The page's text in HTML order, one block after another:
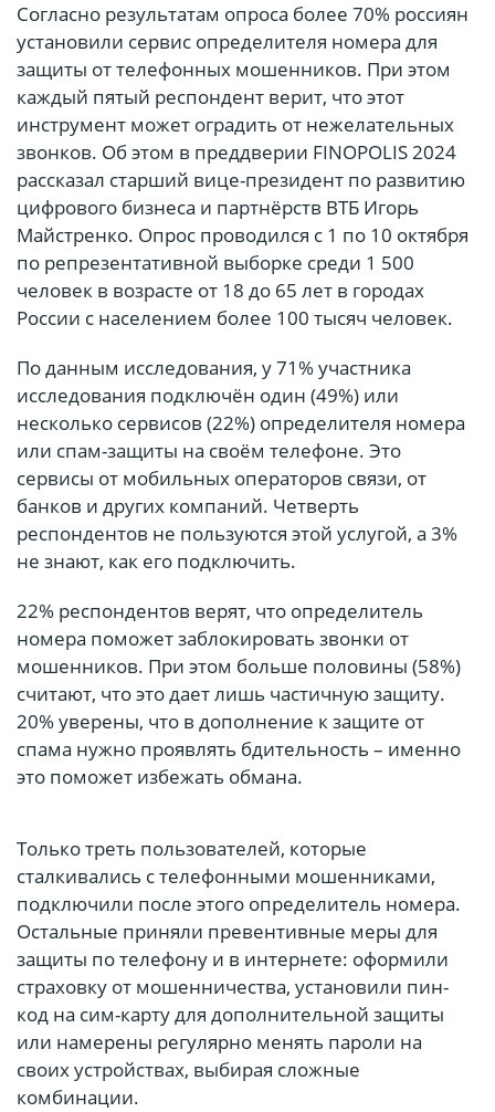
Согласно результатам опроса более 70% россиян
установили сервис определителя номера для
защиты от телефонных мошенников. При этом
каждый пятый респондент верит, что этот
инструмент может оградить от нежелательных
звонков. Об этом в преддверии FINOPOLIS 2024
рассказал старший вице-президент по развитию
цифрового бизнеса и партнёрств ВТБ Игорь
Майстренко. Опрос проводился с 1 по 10 октября
по репрезентативной выборке среди 1 500
человек в возрасте от 18 до 65 лет в городах
России с населением более 100 тысяч человек.
По данным исследования, у 71% участника
исследования подключён один (49%) или
несколько сервисов (22%) определителя номера
или спам-защиты на своём телефоне. Это
сервисы от мобильных операторов связи, от
банков и других компаний. Четверть
респондентов не пользуются этой услугой, а 3%
не знают, как его подключить.
22% респондентов верят, что определитель
номера поможет заблокировать звонки от
мошенников. При этом больше половины (58%)
считают, что это дает лишь частичную защиту.
20% уверены, что в дополнение к защите от
спама нужно проявлять бдительность – именно
это поможет избежать обмана.
Только треть пользователей, которые
сталкивались с телефонными мошенниками,
подключили после этого определитель номера.
Остальные приняли превентивные меры для
защиты по телефону и в интернете: оформили
страховку от мошенничества, установили пин-
код на сим-карту для дополнительной защиты
или намерены регулярно менять пароли на
своих устройствах, выбирая сложные
комбинации.